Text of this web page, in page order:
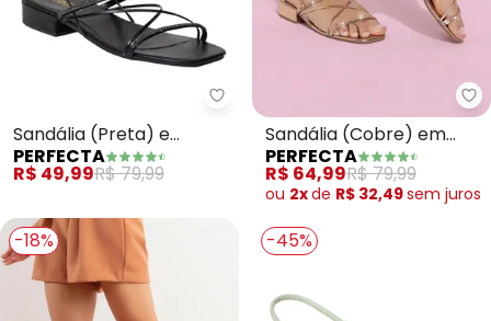
Perfecta - Sandália (Preta) e
Sandália (Preta) e
Sisntético
PERFECTA
R$ 49,99R$ 79,99
Sandália (Cobre) em
Sintético
PERFECTA
R$ 64,99R$ 79,99
ou 2xde R$ 32,49sem juros
-18% -45%